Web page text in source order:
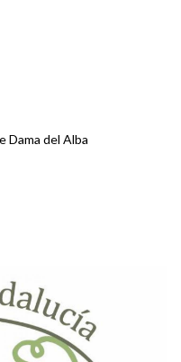
Dama del Alba